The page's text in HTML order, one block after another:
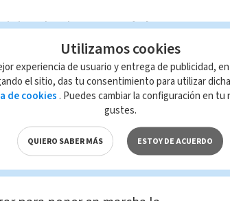
sobre lamuerte de los cuatro
fue encontrada unaquinta
. Por el momento se
pertenece a un paciente o a un
ocurrieron debido a un
Utilizamos cookies
experiencia de usuario y entrega de publicidad,
el sitio, das tu consentimiento para utilizar
de cookies . Puedes cambiar la configuración en tu
gustes.
QUIERO SABER MÁS ESTOY DE ACUERDO